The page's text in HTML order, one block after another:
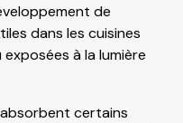
de
dans les cuisines
à la lumière
absorbent certains